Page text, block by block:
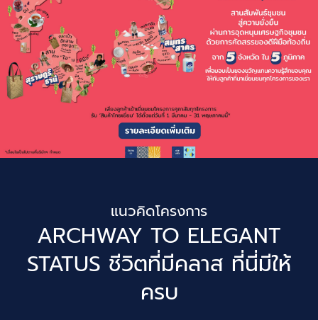
แนวคิดโครงการ
ARCHWAY TO ELEGANT
STATUS ชีวิตที่มีคลาส ที่นี่มีให้
ครบ